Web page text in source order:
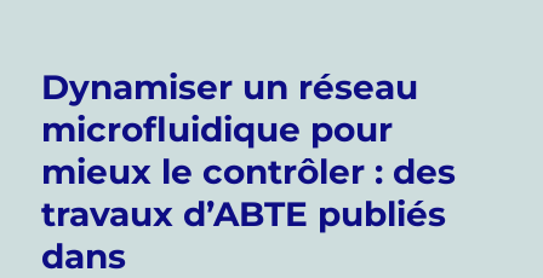
Dynamiser un réseau
microfluidique pour
mieux le contrôler : des
travaux d’ABTE publiés
dans